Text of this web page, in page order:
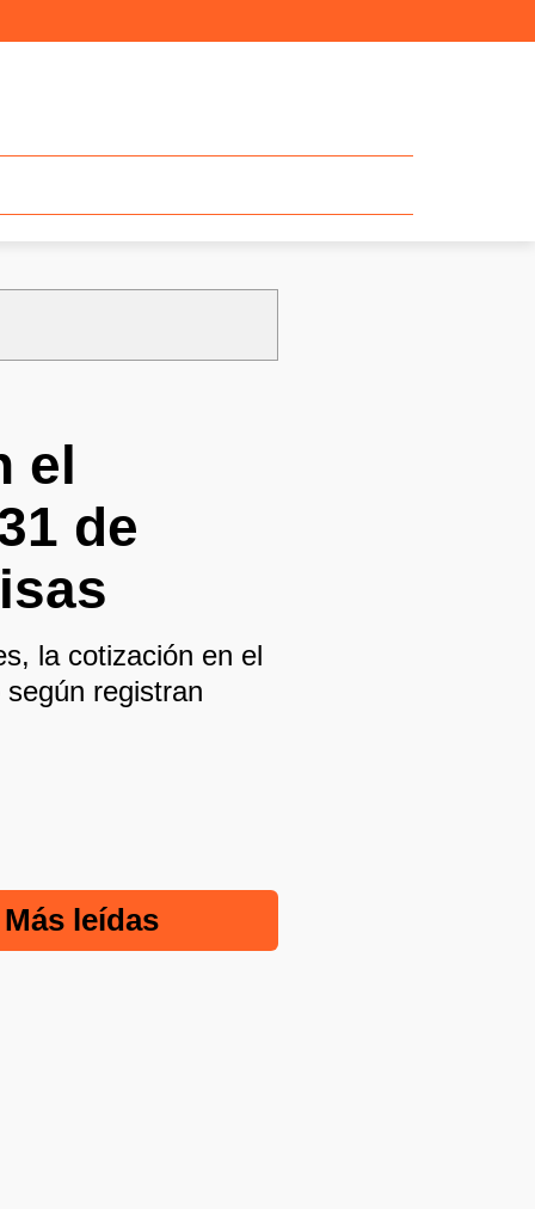
el
de
la cotización en el
registran
Más leídas